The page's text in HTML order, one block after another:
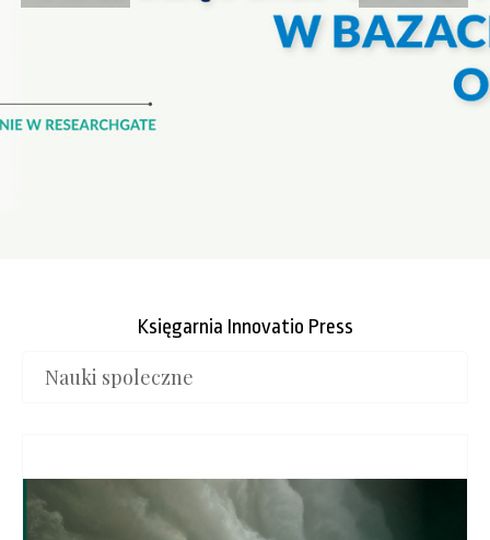
Księgarnia Innovatio Press
Nauki spoleczne